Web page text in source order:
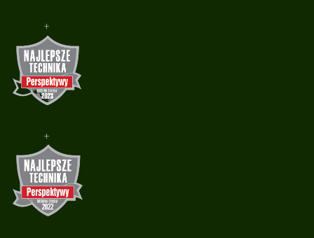
+
+